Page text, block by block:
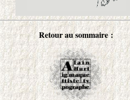
Retour au sommaire :